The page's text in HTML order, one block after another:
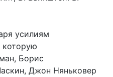
усилиям
которую
Борис
Джон Няньковер